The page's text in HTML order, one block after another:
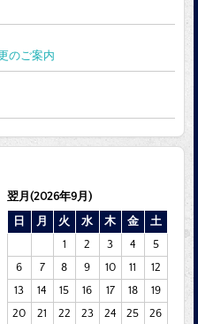
のご案内
翌月(2026年9月)
日
月 火 水 木 金
土
1
2 3 4
5
6
7 8 9 10 11
12
13
14 15 16 17 18
19
20
21 22 23 24 25
26